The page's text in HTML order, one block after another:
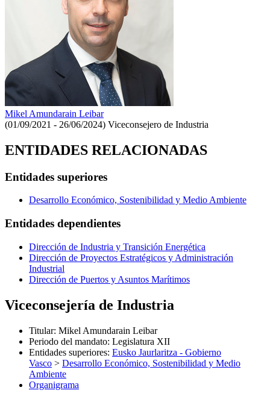
Mikel Amundarain Leibar
(01/09/2021 - 26/06/2024) Viceconsejero de Industria
ENTIDADES RELACIONADAS
Entidades superiores
Desarrollo Económico, Sostenibilidad y Medio Ambiente
Entidades dependientes
Dirección de Industria y Transición Energética
Dirección de Proyectos Estratégicos y Administración
Industrial
Dirección de Puertos y Asuntos Marítimos
Viceconsejería de Industria
Titular: Mikel Amundarain Leibar
Periodo del mandato: Legislatura XII
Entidades superiores: Eusko Jaurlaritza - Gobierno
Vasco > Desarrollo Económico, Sostenibilidad y Medio
Ambiente
Organigrama